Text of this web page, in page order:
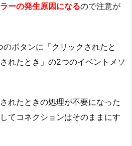
ーの発生原因になるので注意が
ボタンに「クリックされたと
れたとき」の2つのイベントメソ
れたときの処理が不要になった
てコネクションはそのままにす